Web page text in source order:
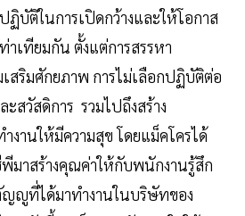
บัติในการเปิดกว้างและให้โอกาส
เทียมกัน ตั้งแต่การสรรหา
สริมศักยภาพ การไม่เลือกปฏิบัติต่อ
สวัสดิการ รวมไปถึงสร้าง
งานให้มีความสุข โดยแม็คโครได้
มาสร้างคุณค่าให้กับพนักงานรู้สึก
ญญูที่ได้มาทำงานในบริษัทของ